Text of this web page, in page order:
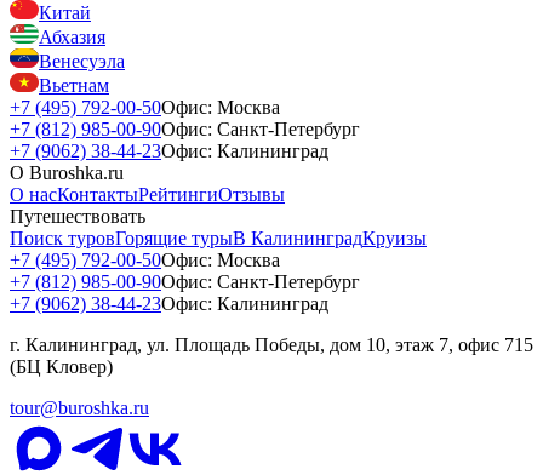
Китай
Абхазия
Венесуэла
Вьетнам
+7 (495) 792-00-50Офис: Москва
+7 (812) 985-00-90Офис: Санкт-Петербург
+7 (9062) 38-44-23Офис: Калининград
О Buroshka.ru
О насКонтактыРейтингиОтзывы
Путешествовать
Поиск туровГорящие турыВ КалининградКруизы
+7 (495) 792-00-50Офис: Москва
+7 (812) 985-00-90Офис: Санкт-Петербург
+7 (9062) 38-44-23Офис: Калининград
г. Калининград, ул. Площадь Победы, дом 10, этаж 7, офис 715
(БЦ Кловер)
tour@buroshka.ru